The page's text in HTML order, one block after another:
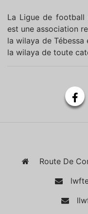
La Ligue de football
est une association
la wilaya de
la wilaya de toute
Route De